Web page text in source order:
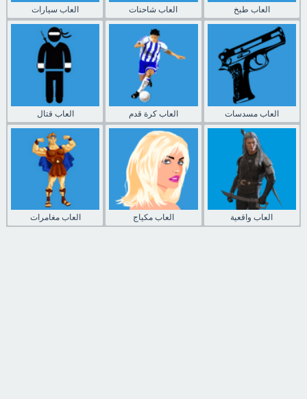
العاب سيارات العاب شاحنات العاب طبخ
العاب قتال العاب كرة قدم العاب مسدسات
العاب مغامرات العاب مكياج العاب واقعية